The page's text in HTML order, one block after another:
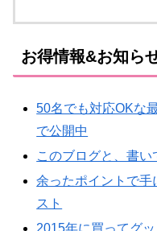
お得情報&お知ら
50名でも対応OKな
で公開中
このブログと、書い
余ったポイントで手
スト